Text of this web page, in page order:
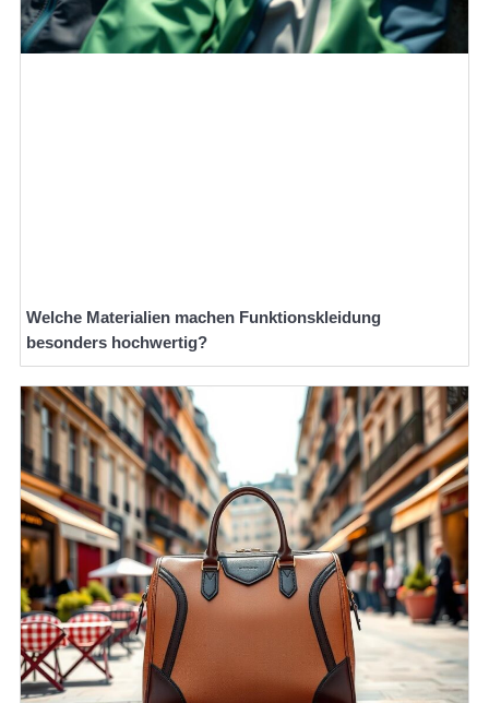
Welche Materialien machen Funktionskleidung
besonders hochwertig?